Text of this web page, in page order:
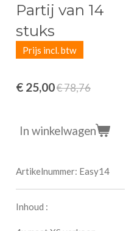
Partij van 14
stuks
Prijs incl. btw
€ 25,00€ 78,76
In winkelwagen
Artikelnummer: Easy14
Inhoud :